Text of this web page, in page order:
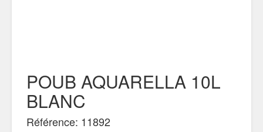
POUB AQUARELLA 10L
BLANC
Référence: 11892